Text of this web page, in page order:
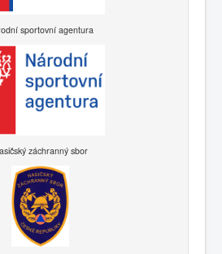
sportovní agentura
záchranný sbor